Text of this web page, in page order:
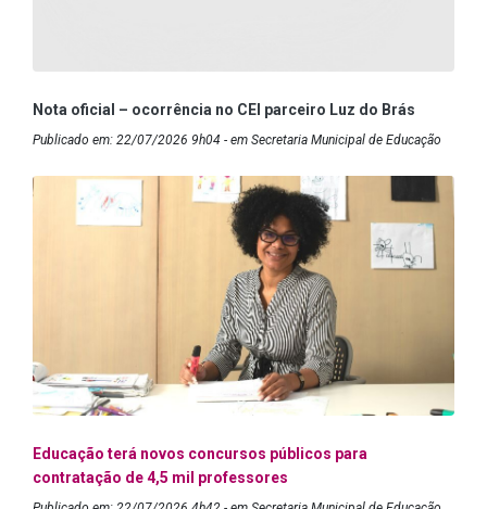
Nota oficial – ocorrência no CEI parceiro Luz do Brás
Publicado em: 22/07/2026 9h04 - em Secretaria Municipal de Educação
Educação terá novos concursos públicos para
contratação de 4,5 mil professores